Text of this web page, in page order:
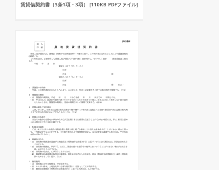
賃貸借契約書（3条1項・3項） [110KB PDFファイル]